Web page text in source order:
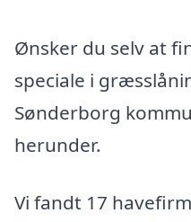
Ønsker du selv at
speciale i
Sønderborg
herunder.
Vi fandt 17